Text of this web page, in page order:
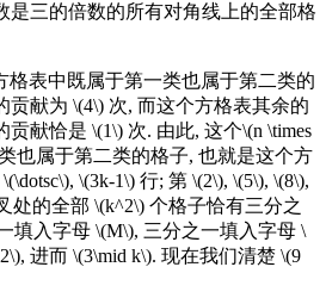
是三的倍数的所有对角线上的全部格
格表中既属于第一类也属于第二类的
贡献为 \(4\) 次, 而这个方格表其余的
献恰是 \(1\) 次. 由此, 这个\(n \times
也属于第二类的格子, 也就是这个方
\(3k-1\) 行; 第 \(2\), \(5\), \(8\),
处的全部 \(k^2\) 个格子恰有三分之
填入字母 \(M\), 三分之一填入字母 \
进而 \(3\mid k\). 现在我们清楚 \(9